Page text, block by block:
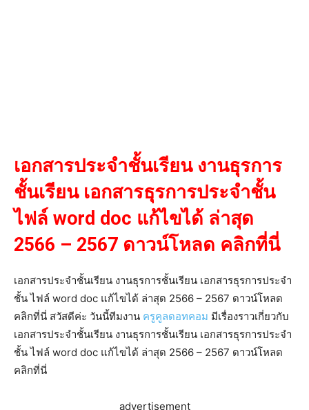
เอกสารประจำชั้นเรียน งานธุรการ
ชั้นเรียน เอกสารธุรการประจำชั้น
ไฟล์ word doc แก้ไขได้ ล่าสุด
2566 – 2567 ดาวน์โหลด คลิกที่นี่
เอกสารประจำชั้นเรียน งานธุรการชั้นเรียน เอกสารธุรการประจำ
ชั้น ไฟล์ word doc แก้ไขได้ ล่าสุด 2566 – 2567 ดาวน์โหลด
คลิกที่นี่ สวัสดีค่ะ วันนี้ทีมงาน ครูคูลดอทคอม มีเรื่องราวเกี่ยวกับ
เอกสารประจำชั้นเรียน งานธุรการชั้นเรียน เอกสารธุรการประจำ
ชั้น ไฟล์ word doc แก้ไขได้ ล่าสุด 2566 – 2567 ดาวน์โหลด
คลิกที่นี่
advertisement